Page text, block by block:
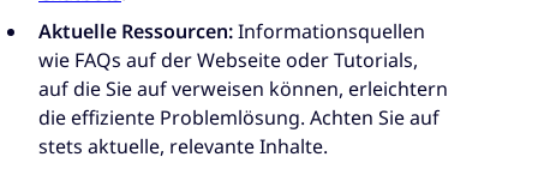
Aktuelle Ressourcen:Informationsquellen
wie FAQs auf der Webseite oder Tutorials,
auf die Sie auf verweisen können, erleichtern
die effiziente Problemlösung. Achten Sie auf
stets aktuelle, relevante Inhalte.